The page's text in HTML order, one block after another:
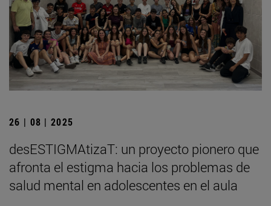
26 | 08 | 2025
desESTIGMAtizaT: un proyecto pionero que
afronta el estigma hacia los problemas de
salud mental en adolescentes en el aula